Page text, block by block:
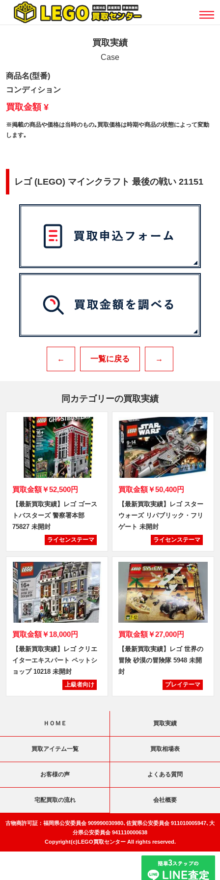
買取実績
Case
商品名(型番)
コンディション
買取金額 ¥
※掲載の商品や価格は当時のもの｡買取価格は時期や商品の状態によって変動
します｡
レゴ (LEGO) マインクラフト 最後の戦い 21151
← 一覧に戻る →
同カテゴリーの買取実績
買取金額￥52,500円
【最新買取実績】レゴ ゴース
トバスターズ 警察署本部
75827 未開封
ライセンステーマ
買取金額￥50,400円
【最新買取実績】レゴ スター
ウォーズ リパブリック・フリ
ゲート 未開封
ライセンステーマ
買取金額￥18,000円
【最新買取実績】レゴ クリエ
イターエキスパート ペットシ
ョップ 10218 未開封
上級者向け
買取金額￥27,000円
【最新買取実績】レゴ 世界の
冒険 砂漠の冒険隊 5948 未開
封
プレイテーマ
ＨＯＭＥ 買取実績
買取アイテム一覧 買取相場表
お客様の声 よくある質問
宅配買取の流れ 会社概要
古物商許可証：福岡県公安委員会 909990030980､佐賀県公安委員会 911010005947､大
分県公安委員会 941110000638
Copyright(c)LEGO買取センター All rights reserved.